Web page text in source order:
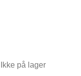
Ikke på lager